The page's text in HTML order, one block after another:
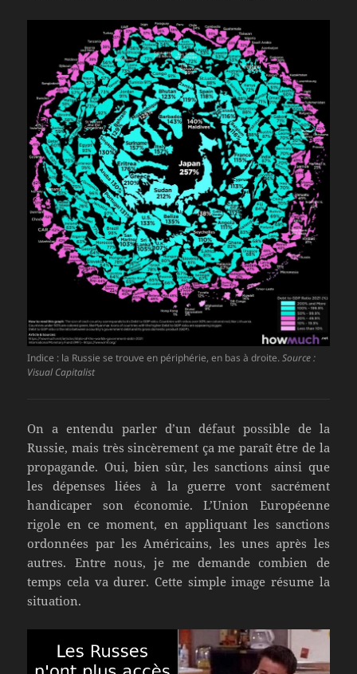
Indice : la Russie se trouve en périphérie, en bas à droite.Source :
Visual Capitalist
On a entendu parler d’un défaut possible de la
Russie, mais très sincèrement ça me paraît être de la
propagande. Oui, bien sûr, les sanctions ainsi que
les dépenses liées à la guerre vont sacrément
handicaper son économie. L’Union Européenne
rigole en ce moment, en appliquant les sanctions
ordonnées par les Américains, les unes après les
autres. Entre nous, je me demande combien de
temps cela va durer. Cette simple image résume la
situation.